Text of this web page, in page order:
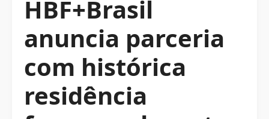
HBF+Brasil
anuncia parceria
com histórica
residência